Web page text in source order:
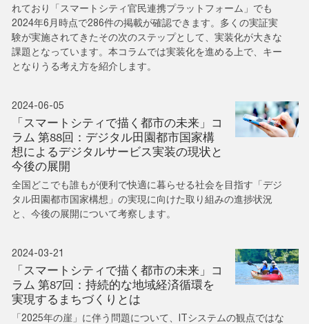
れており「スマートシティ官民連携プラットフォーム」でも
2024年6月時点で286件の掲載が確認できます。多くの実証実
験が実施されてきたその次のステップとして、実装化が大きな
課題となっています。本コラムでは実装化を進める上で、キー
となりうる考え方を紹介します。
2024-06-05
「スマートシティで描く都市の未来」コ
ラム 第88回：デジタル田園都市国家構
想によるデジタルサービス実装の現状と
今後の展開
全国どこでも誰もが便利で快適に暮らせる社会を目指す「デジ
タル田園都市国家構想」の実現に向けた取り組みの進捗状況
と、今後の展開について考察します。
2024-03-21
「スマートシティで描く都市の未来」コ
ラム 第87回：持続的な地域経済循環を
実現するまちづくりとは
「2025年の崖」に伴う問題について、ITシステムの観点ではな